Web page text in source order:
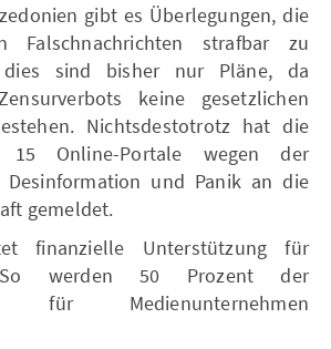
gibt es Überlegungen, die
Falschnachrichten strafbar zu
dies sind bisher nur Pläne, da
keine gesetzlichen
Nichtsdestotrotz hat die
15 Online-Portale wegen der
Desinformation und Panik an die
gemeldet.
finanzielle Unterstützung für
werden 50 Prozent der
für Medienunternehmen